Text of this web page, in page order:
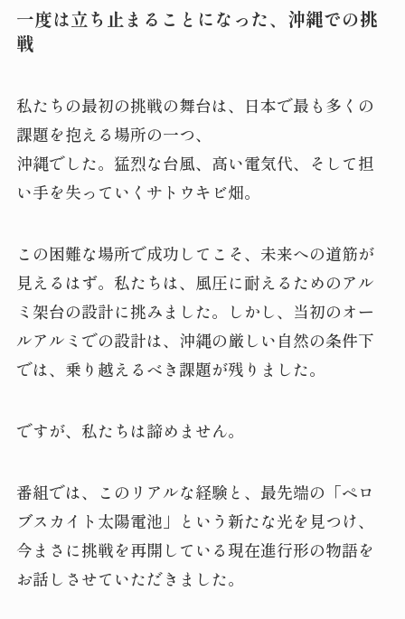
一度は立ち止まることになった、沖縄での挑
戦
私たちの最初の挑戦の舞台は、日本で最も多くの
課題を抱える場所の一つ、
沖縄でした。猛烈な台風、高い電気代、そして担
い手を失っていくサトウキビ畑。
この困難な場所で成功してこそ、未来への道筋が
見えるはず。私たちは、風圧に耐えるためのアル
ミ架台の設計に挑みました。しかし、当初のオー
ルアルミでの設計は、沖縄の厳しい自然の条件下
では、乗り越えるべき課題が残りました。
ですが、私たちは諦めません。
番組では、このリアルな経験と、最先端の「ペロ
ブスカイト太陽電池」という新たな光を見つけ、
今まさに挑戦を再開している現在進行形の物語を
お話しさせていただきました。